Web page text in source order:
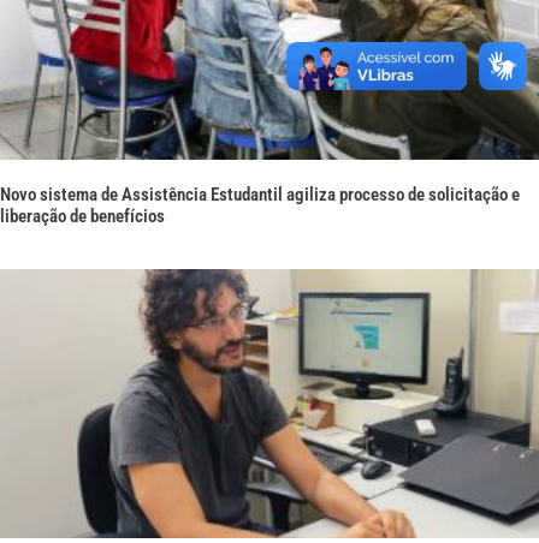
Novo sistema de Assistência Estudantil agiliza processo de solicitação e
liberação de benefícios